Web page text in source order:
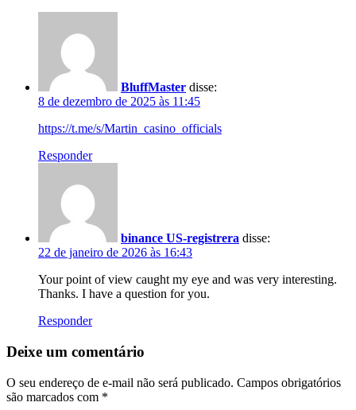
BluffMaster disse:
8 de dezembro de 2025 às 11:45
https://t.me/s/Martin_casino_officials
Responder
binance US-registrera disse:
22 de janeiro de 2026 às 16:43
Your point of view caught my eye and was very interesting.
Thanks. I have a question for you.
Responder
Deixe um comentário
O seu endereço de e-mail não será publicado. Campos obrigatórios
são marcados com *